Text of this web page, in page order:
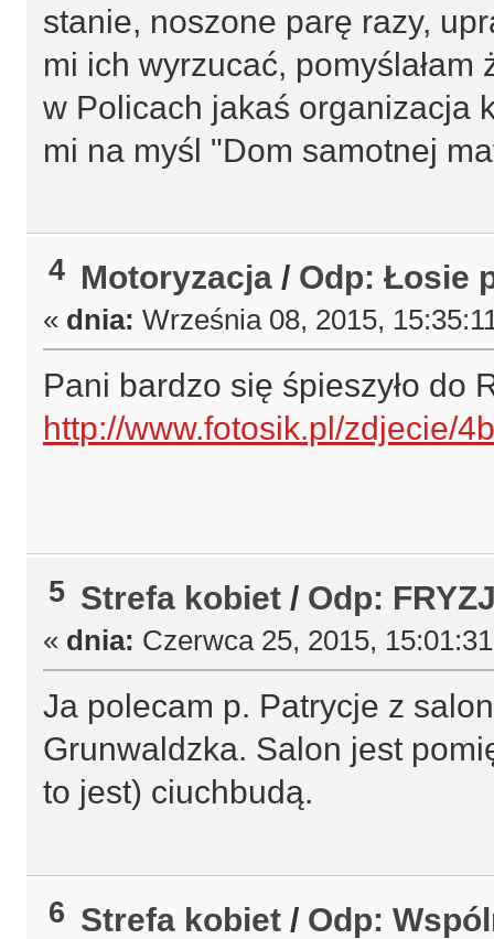
stanie, noszone parę razy,
mi ich wyrzucać, pomyślałam
w Policach jakaś organizacja
mi na myśl "Dom samotnej
4 Motoryzacja / Odp: Łosie
« dnia: Września 08, 2015,
Pani bardzo się śpieszyło do
http://www.fotosik.pl/zdjecie/
5 Strefa kobiet / Odp:
« dnia: Czerwca 25, 2015,
Ja polecam p. Patrycje z
Grunwaldzka. Salon jest
to jest) ciuchbudą.
6 Strefa kobiet / Odp: